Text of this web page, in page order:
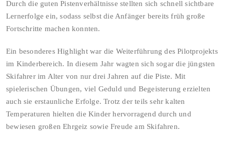
Durch die guten Pistenverhältnisse stellten sich schnell sichtbare
Lernerfolge ein, sodass selbst die Anfänger bereits früh große
Fortschritte machen konnten.
Ein besonderes Highlight war die Weiterführung des Pilotprojekts
im Kinderbereich. In diesem Jahr wagten sich sogar die jüngsten
Skifahrer im Alter von nur drei Jahren auf die Piste. Mit
spielerischen Übungen, viel Geduld und Begeisterung erzielten
auch sie erstaunliche Erfolge. Trotz der teils sehr kalten
Temperaturen hielten die Kinder hervorragend durch und
bewiesen großen Ehrgeiz sowie Freude am Skifahren.